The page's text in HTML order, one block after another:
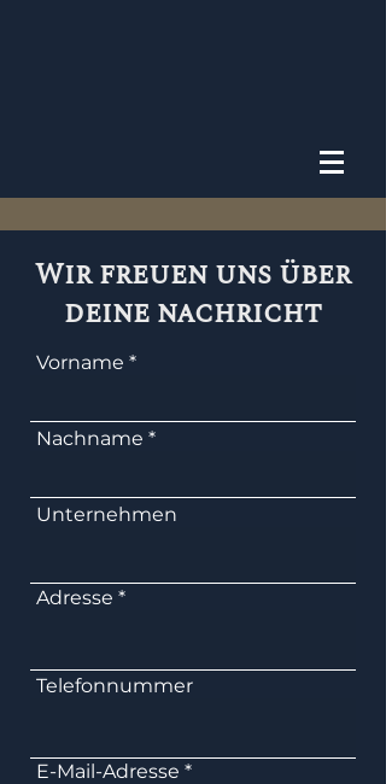
Wir freuen uns über
deine nachricht
Vorname
Nachname
Unternehmen
Adresse
Telefonnummer
E-Mail-Adresse